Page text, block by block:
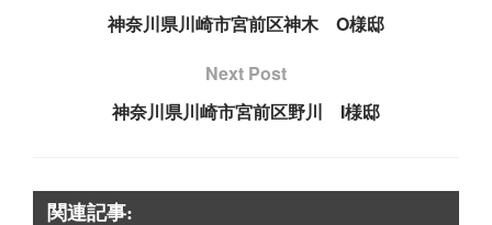
神奈川県川崎市宮前区神木 O様邸
Next Post
神奈川県川崎市宮前区野川 I様邸
関連記事: